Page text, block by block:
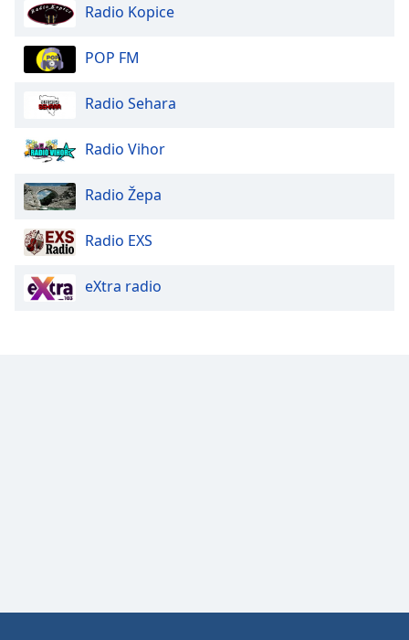
Text
Reset
Done
Close
Modal
Dialog
Radio Kopice
POP FM
Radio Sehara
Radio Vihor
Radio Žepa
Radio EXS
eXtra radio